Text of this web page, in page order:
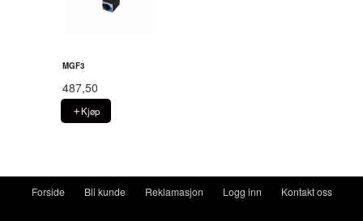
MGF3
487,50
Kjøp
Forside Bli kunde Reklamasjon Logg inn Kontakt oss